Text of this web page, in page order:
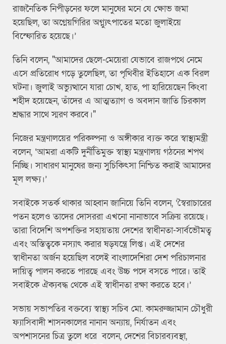
রাজনৈতিক নিপীড়নের ফলে মানুষের মনে যে ক্ষোভ জমা
হয়েছিল, তা অগ্নেয়গিরির অগ্ন্যুৎপাতের মতো জুলাইয়ে
বিস্ফোরিত হয়েছে।’
তিনি বলেন, "আমাদের ছেলে-মেয়েরা যেভাবে রাজপথে নেমে
এসে প্রতিরোধ গড়ে তুলেছিল, তা পৃথিবীর ইতিহাসে এক বিরল
ঘটনা। জুলাই অভ্যুত্থানে যারা চোখ, হাত, পা হারিয়েছেন কিংবা
শহীদ হয়েছেন, তাঁদের এ আত্মত্যাগ ও অবদান জাতি চিরকাল
শ্রদ্ধার সাথে স্মরণ করবে।"
নিজের মন্ত্রণালয়ের পরিকল্পনা ও অঙ্গীকার ব্যক্ত করে স্বাস্থ্যমন্ত্রী
বলেন, ‘আমরা একটি দুর্নীতিমুক্ত স্বাস্থ্য মন্ত্রণালয় গঠনের শপথ
নিচ্ছি। সাধারণ মানুষের জন্য সুচিকিৎসা নিশ্চিত করাই আমাদের
মূল লক্ষ্য।’
সবাইকে সতর্ক থাকার আহ্বান জানিয়ে তিনি বলেন, ‘স্বৈরাচারের
পতন হলেও তাদের দোসররা এখনো নানাভাবে সক্রিয় রয়েছে।
তারা বিদেশি অপশক্তির সহায়তায় দেশের স্বাধীনতা-সার্বভৌমত্ব
এবং অস্তিত্বকে নস্যাৎ করার ষড়যন্ত্রে লিপ্ত। এই দেশের
স্বাধীনতা অর্জন হয়েছিল বলেই বাংলাদেশিরা দেশ পরিচালনার
দায়িত্ব পালন করতে পারছে এবং উচ্চ পদে বসতে পারে। তাই
সবাইকে ঐক্যবদ্ধ থেকে এই স্বাধীনতা রক্ষা করতে হবে।’
সভায় সভাপতির বক্তব্যে স্বাস্থ্য সচিব মো. কামরুজ্জামান চৌধুরী
ফ্যাসিবাদী শাসনকালের নানান অন্যায়, নির্যাতন এবং
অপশাসনের চিত্র তুলে ধরে বলেন, দেশের বিচারব্যবস্থা,